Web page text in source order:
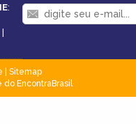
:
Sitemap
do EncontraBrasil